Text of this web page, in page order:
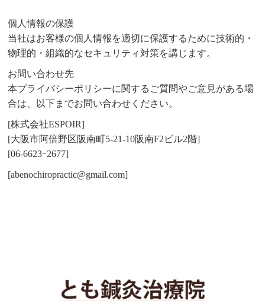
個人情報の保護
当社はお客様の個人情報を適切に保護するために技術的・
物理的・組織的なセキュリティ対策を講じます。
お問い合わせ先
本プライバシーポリシーに関するご質問やご意見がある場
合は、以下までお問い合わせください。
[株式会社ESPOIR]
[大阪市阿倍野区阪南町5-21-10阪南F2ビル2階]
[06-6623ｰ2677]
[abenochiropractic@gmail.com]